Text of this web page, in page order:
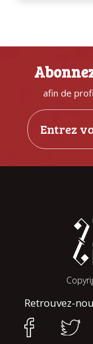
afin de
Retrouvez-